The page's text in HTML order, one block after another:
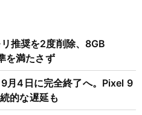
推奨を2度削除、8GB
を満たさず
月4日に完全終了へ。Pixel 9
的な遅延も